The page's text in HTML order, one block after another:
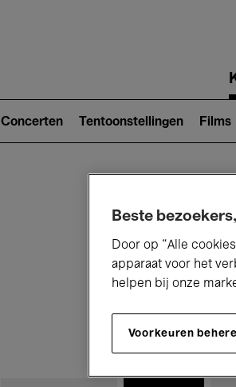
Concerten Tentoonstellingen Films
Beste bezoekers,
Door op “Alle
apparaat voor het
helpen bij onze
Voorkeuren